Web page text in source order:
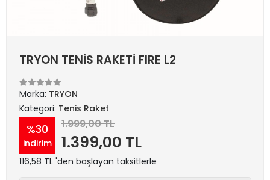
TRYON TENİS RAKETİ FIRE L2
Marka: TRYON
Kategori: Tenis Raket
%30
indirim
1.999,00 TL
1.399,00 TL
116,58 TL 'den başlayan taksitlerle